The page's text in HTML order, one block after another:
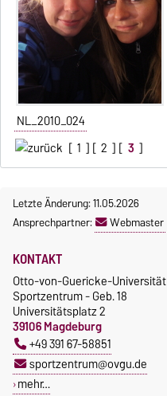
NL_2010_024
[ 1 ] [ 2 ] [ 3 ]
Letzte Änderung: 11.05.2026
Ansprechpartner:
Webmaster
KONTAKT
Otto-von-Guericke-Universität
Sportzentrum - Geb. 18
Universitätsplatz 2
39106 Magdeburg
+49 391 67-58851
sportzentrum@ovgu.de
mehr…